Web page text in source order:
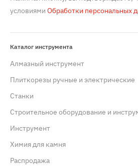
условиями Обработки персональных
Каталог инструмента
Алмазный инструмент
Плиткорезы ручные и электрические
Станки
Строительное оборудование и
Инструмент
Химия для камня
Распродажа